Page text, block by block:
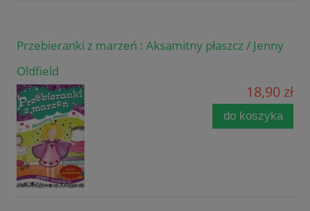
Przebieranki z marzeń : Aksamitny płaszcz / Jenny
Oldfield
18,90 zł
do koszyka